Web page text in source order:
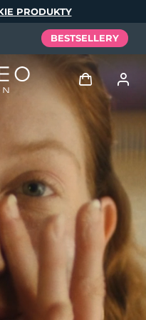
PRODUKTY
BESTSELLERY
Zaloguj
Profil użytkownika
Moje urządzenia
Moje zamówienia
Moje adresy
Moje subskrypcje
Español
Português
Русский
繁體中文